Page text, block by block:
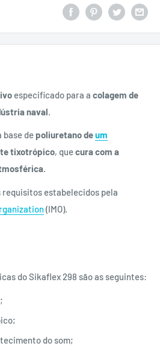
especificado para a colagem de
naval.
base depoliuretano deum
tixotrópico, quecura com a
.
requisitos estabelecidos pela
(IMO).
do Sikaflex 298 são as seguintes:
do som;